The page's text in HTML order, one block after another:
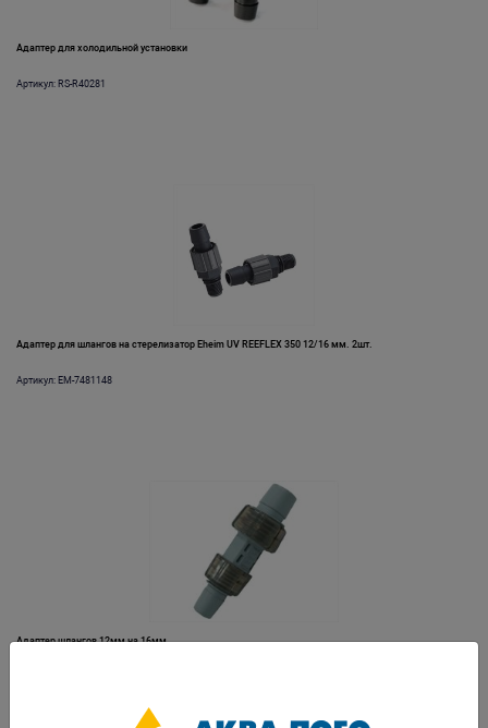
Адаптер для холодильной установки
Артикул: RS-R40281
Адаптер для шлангов на стерелизатор Eheim UV REEFLEX 350 12/16 мм. 2шт.
Артикул: EM-7481148
Адаптер шлангов 12мм на 16мм